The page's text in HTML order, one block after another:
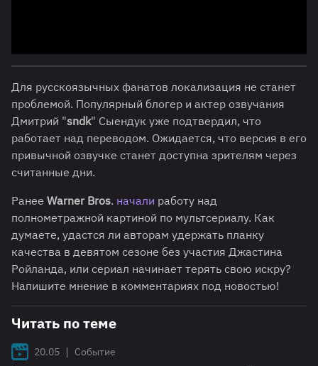
Для русскоязычных фанатов локализация не станет
проблемой. Популярный блогер и актер озвучания
Дмитрий "sndk" Сыендук уже подтвердил, что
работает над переводом. Ожидается, что версия в его
привычной озвучке станет доступна зрителям через
считанные дни.
Ранее Warner Bros. начали работу над
полнометражной картиной по мультсериалу. Как
думаете, удастся ли авторам удержать планку
качества в девятом сезоне без участия Джастина
Ройланда, или сериал начинает терять свою искру?
Напишите мнение в комментариях под новостью!
Читать по теме
20.05 | Событие